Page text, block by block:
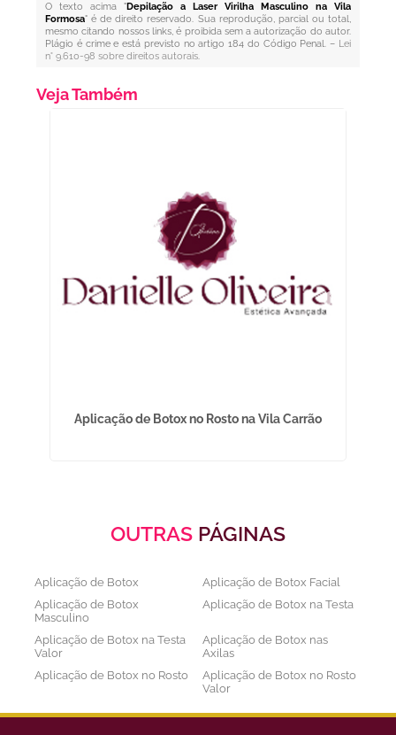
O texto acima "Depilação a Laser Virilha Masculino na Vila
Formosa" é de direito reservado. Sua reprodução, parcial ou total,
mesmo citando nossos links, é proibida sem a autorização do autor.
Plágio é crime e está previsto no artigo 184 do Código Penal. – Lei
n° 9.610-98 sobre direitos autorais.
Veja Também
Aplicação de Botox no Rosto na Vila Carrão
OUTRAS PÁGINAS
Aplicação de Botox
Aplicação de Botox Facial
Aplicação de Botox
Masculino
Aplicação de Botox na Testa
Aplicação de Botox na Testa
Valor
Aplicação de Botox nas
Axilas
Aplicação de Botox no Rosto
Aplicação de Botox no Rosto
Valor
Aplicação de Botox nos
Aplicação de Botox Preço